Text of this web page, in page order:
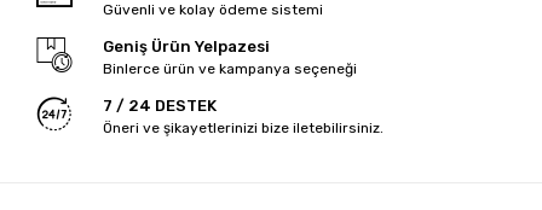
Güvenli ve kolay ödeme sistemi
Geniş Ürün Yelpazesi
Binlerce ürün ve kampanya seçeneği
7 / 24 DESTEK
Öneri ve şikayetlerinizi bize iletebilirsiniz.